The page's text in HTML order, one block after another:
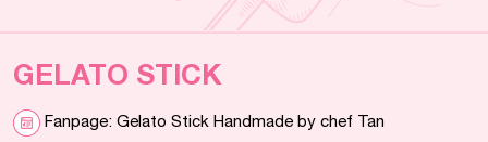
GELATO STICK
Fanpage: Gelato Stick Handmade by chef Tan